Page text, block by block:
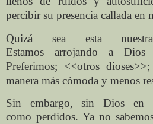
percibir su presencia callada en
Quizá sea esta
Estamos arrojando a Dios
Preferimos; <<otros
manera más cómoda y menos
Sin embargo, sin Dios en
como perdidos. Ya no